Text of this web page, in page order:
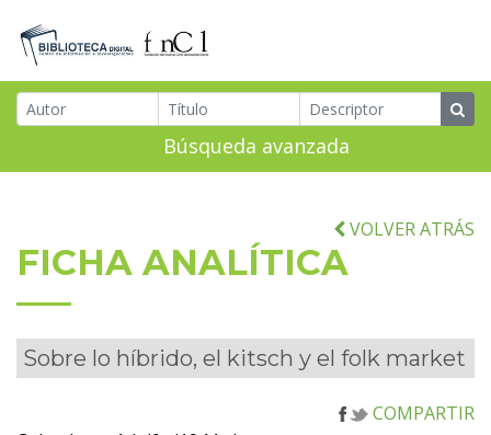
Búsqueda avanzada
VOLVER ATRÁS
FICHA ANALÍTICA
Sobre lo híbrido, el kitsch y el folk market
COMPARTIR